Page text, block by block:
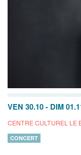
VEN 30.10 - DIM
CENTRE CULTUREL LE
CONCERT